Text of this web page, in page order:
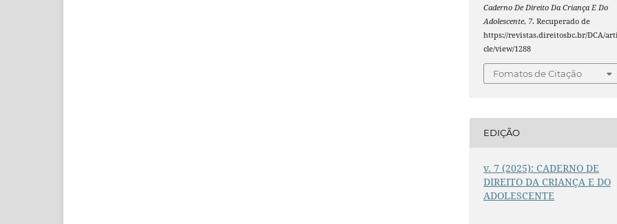
Caderno De Direito Da Criança E Do
Adolescente, 7. Recuperado de
https://revistas.direitosbc.br/DCA/
cle/view/1288
Fomatos de Citação
EDIÇÃO
v. 7 (2025): CADERNO DE
DIREITO DA CRIANÇA E DO
ADOLESCENTE